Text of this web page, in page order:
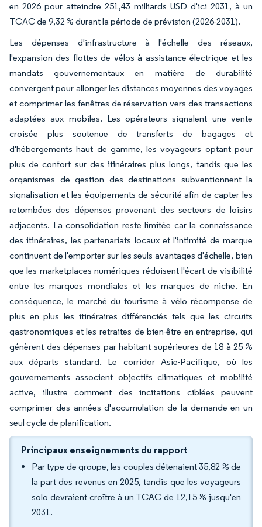
en 2026 pour atteindre 251,43 milliards USD d'ici 2031, à un
TCAC de 9,32 % durant la période de prévision (2026-2031).
Les dépenses d'infrastructure à l'échelle des réseaux,
l'expansion des flottes de vélos à assistance électrique et les
mandats gouvernementaux en matière de durabilité
convergent pour allonger les distances moyennes des voyages
et comprimer les fenêtres de réservation vers des transactions
adaptées aux mobiles. Les opérateurs signalent une vente
croisée plus soutenue de transferts de bagages et
d'hébergements haut de gamme, les voyageurs optant pour
plus de confort sur des itinéraires plus longs, tandis que les
organismes de gestion des destinations subventionnent la
signalisation et les équipements de sécurité afin de capter les
retombées des dépenses provenant des secteurs de loisirs
adjacents. La consolidation reste limitée car la connaissance
des itinéraires, les partenariats locaux et l'intimité de marque
continuent de l'emporter sur les seuls avantages d'échelle, bien
que les marketplaces numériques réduisent l'écart de visibilité
entre les marques mondiales et les marques de niche. En
conséquence, le marché du tourisme à vélo récompense de
plus en plus les itinéraires différenciés tels que les circuits
gastronomiques et les retraites de bien-être en entreprise, qui
génèrent des dépenses par habitant supérieures de 18 à 25 %
aux départs standard. Le corridor Asie-Pacifique, où les
gouvernements associent objectifs climatiques et mobilité
active, illustre comment des incitations ciblées peuvent
comprimer des années d'accumulation de la demande en un
seul cycle de planification.
Principaux enseignements du rapport
Par type de groupe, les couples détenaient 35,82 % de
la part des revenus en 2025, tandis que les voyageurs
solo devraient croître à un TCAC de 12,15 % jusqu'en
2031.